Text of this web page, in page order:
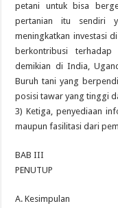
petani untuk bisa
pertanian itu sendiri
meningkatkan investasi
berkontribusi
demikian di India,
Buruh tani yang
posisi tawar yang tinggi
3) Ketiga, penyediaan
maupun fasilitasi dari
BAB III
PENUTUP
A. Kesimpulan